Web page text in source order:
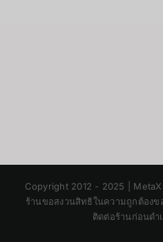
Copyright 2012 - 2025 |
ร้านขอสงวนสิทธิในความถูกต้องข
ติดต่อร้านก่อนดำ